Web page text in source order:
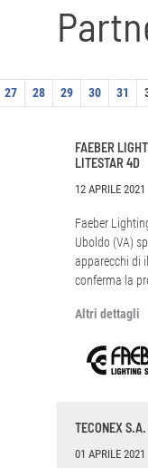
27 28 29 30 31
FAEBER
LITESTAR 4D
12 APRILE 2021
Faeber
Uboldo (VA)
apparecchi di
conferma la
Altri dettagli
TECONEX
01 APRILE 2021